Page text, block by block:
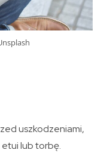
uszkodzeniami,
lub torbę.